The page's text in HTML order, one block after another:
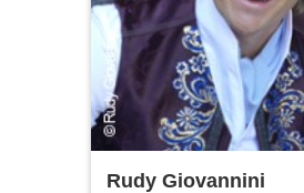
Rudy Giovannini